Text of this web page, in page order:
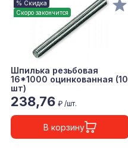
% Скидка
Скоро закончится
Шпилька резьбовая
16*1000 оцинкованная (10
шт)
238,76 ₽ /шт.
В корзину